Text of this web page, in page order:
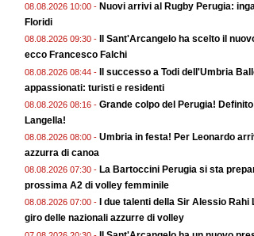
08.08.2026 10:00 - Nuovi arrivi al Rugby Perugia:
Floridi
08.08.2026 09:30 -
Il Sant'Arcangelo ha scelto il
ecco Francesco Falchi
08.08.2026 08:44 - Il successo a Todi dell'Umbria
appassionati: turisti e residenti
08.08.2026 08:16 - Grande colpo del Perugia!
Langella!
08.08.2026 08:00 - Umbria in festa! Per Leonardo
azzurra di canoa
08.08.2026 07:30 - La Bartoccini Perugia si sta
prossima A2 di volley femminile
08.08.2026 07:00 -
I due talenti della Sir Alessio
giro delle nazionali azzurre di volley